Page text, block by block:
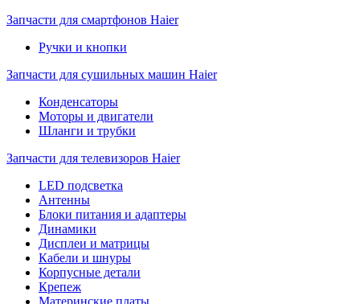
Запчасти для смартфонов Haier
Ручки и кнопки
Запчасти для сушильных машин Haier
Конденсаторы
Моторы и двигатели
Шланги и трубки
Запчасти для телевизоров Haier
LED подсветка
Антенны
Блоки питания и адаптеры
Динамики
Дисплеи и матрицы
Кабели и шнуры
Корпусные детали
Крепеж
Материнские платы